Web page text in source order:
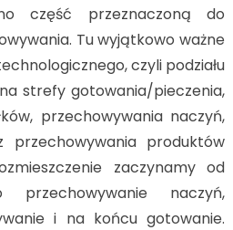
część przeznaczoną do
Tu wyjątkowo ważne
czyli podziału
strefy gotowania/pieczenia,
przechowywania naczyń,
przechowywania produktów
zaczynamy od
naczyń,
i na końcu gotowanie.